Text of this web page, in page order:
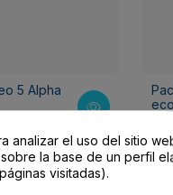
5 Alpha
analizar el uso del sitio
la base de un perfil
visitadas).